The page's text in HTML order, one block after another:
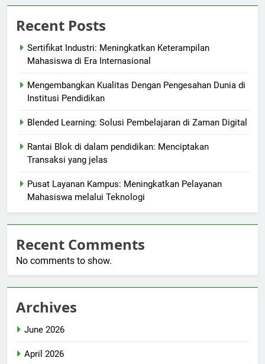
Recent Posts
Sertifikat Industri: Meningkatkan Keterampilan
Mahasiswa di Era Internasional
Mengembangkan Kualitas Dengan Pengesahan Dunia di
Institusi Pendidikan
Blended Learning: Solusi Pembelajaran di Zaman Digital
Rantai Blok di dalam pendidikan: Menciptakan
Transaksi yang jelas
Pusat Layanan Kampus: Meningkatkan Pelayanan
Mahasiswa melalui Teknologi
Recent Comments
No comments to show.
Archives
June 2026
April 2026